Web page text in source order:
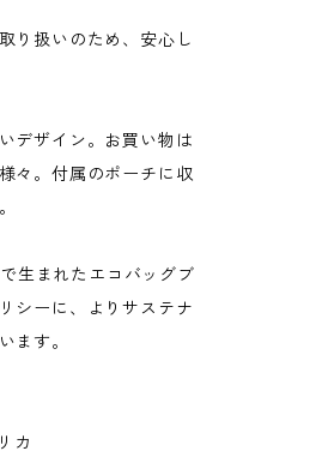
り扱いのため、安心し
デザイン。お買い物は
々。付属のポーチに収
生まれたエコバッグブ
シーに、よりサステナ
ます。
カ